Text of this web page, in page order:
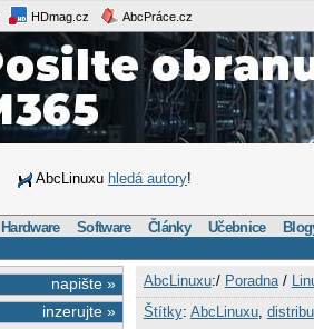
HDmag.cz AbcPráce.cz
AbcLinuxu hledá autory!
Hardware Software Články Učebnice
napište »
inzerujte »
AbcLinuxu:/ Poradna/
Štítky: AbcLinuxu,